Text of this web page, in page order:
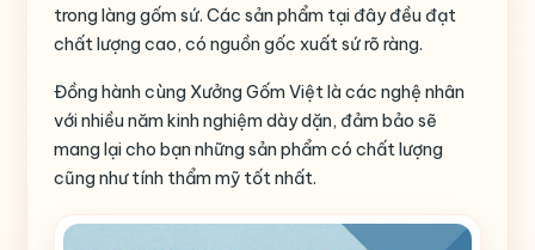
trong làng gốm sứ. Các sản phẩm tại đây đều đạt
chất lượng cao, có nguồn gốc xuất sứ rõ ràng.
Đồng hành cùng Xưởng Gốm Việt là các nghệ nhân
với nhiều năm kinh nghiệm dày dặn, đảm bảo sẽ
mang lại cho bạn những sản phẩm có chất lượng
cũng như tính thẩm mỹ tốt nhất.